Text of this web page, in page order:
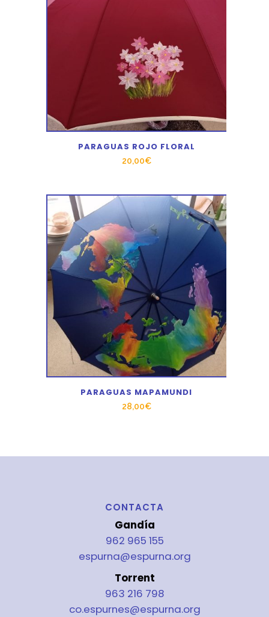
PARAGUAS ROJO FLORAL
20,00€
PARAGUAS MAPAMUNDI
28,00€
CONTACTA
Gandía
962 965 155
espurna@espurna.org
Torrent
963 216 798
co.espurnes@espurna.org